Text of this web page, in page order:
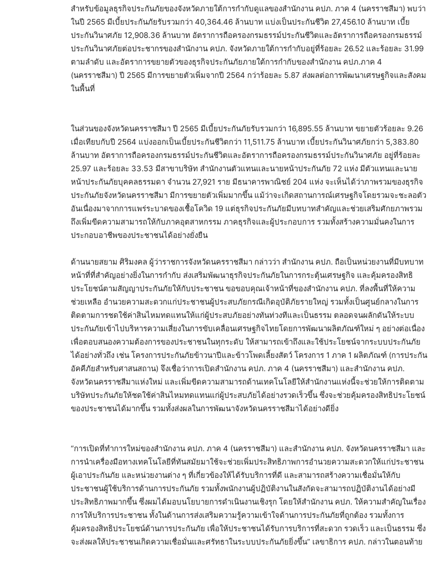
สำหรับข้อมูลธุรกิจประกันภัยของจังหวัดภายใต้การกำกับดูแลของสำนักงาน คปภ. ภาค 4 (นครราชสีมา) พบว่า
ในปี 2565 มีเบี้ยประกันภัยรับรวมกว่า 40,364.46 ล้านบาท แบ่งเป็นประกันชีวิต 27,456.10 ล้านบาท เบี้ย
ประกันวินาศภัย 12,908.36 ล้านบาท อัตราการถือครองกรมธรรม์ประกันชีวิตและอัตราการถือครองกรมธรรม์
ประกันวินาศภัยต่อประชากรของสำนักงาน คปภ. จังหวัดภายใต้การกำกับอยู่ที่ร้อยละ 26.52 และร้อยละ 31.99
ตามลำดับ และอัตราการขยายตัวของธุรกิจประกันภัยภายใต้การกำกับของสำนักงาน คปภ.ภาค 4
(นครราชสีมา) ปี 2565 มีการขยายตัวเพิ่มจากปี 2564 กว่าร้อยละ 5.87 ส่งผลต่อการพัฒนาเศรษฐกิจและสังคม
ในพื้นที่
ในส่วนของจังหวัดนครราชสีมา ปี 2565 มีเบี้ยประกันภัยรับรวมกว่า 16,895.55 ล้านบาท ขยายตัวร้อยละ 9.26
เมื่อเทียบกับปี 2564 แบ่งออกเป็นเบี้ยประกันชีวิตกว่า 11,511.75 ล้านบาท เบี้ยประกันวินาศภัยกว่า 5,383.80
ล้านบาท อัตราการถือครองกรมธรรม์ประกันชีวิตและอัตราการถือครองกรมธรรม์ประกันวินาศภัย อยู่ที่ร้อยละ
25.97 และร้อยละ 33.53 มีสาขาบริษัท สำนักงานตัวแทนและนายหน้าประกันภัย 72 แห่ง มีตัวแทนและนาย
หน้าประกันภัยบุคคลธรรมดา จำนวน 27,921 ราย มีธนาคารพาณิชย์ 204 แห่ง จะเห็นได้ว่าภาพรวมของธุรกิจ
ประกันภัยจังหวัดนครราชสีมา มีการขยายตัวเพิ่มมากขึ้น แม้ว่าจะเกิดสถานการณ์เศรษฐกิจโดยรวมจะชะลอตัว
อันเนื่องมาจากการแพร่ระบาดของเชื้อโควิด 19 แต่ธุรกิจประกันภัยมีบทบาทสำคัญและช่วยเสริมศักยภาพรวม
ถึงเพิ่มขีดความสามารถให้กับภาคอุตสาหกรรม ภาคธุรกิจและผู้ประกอบการ รวมทั้งสร้างความมั่นคงในการ
ประกอบอาชีพของประชาชนได้อย่างยั่งยืน
ด้านนายสยาม ศิริมงคล ผู้ว่าราชการจังหวัดนครราชสีมา กล่าวว่า สำนักงาน คปภ. ถือเป็นหน่วยงานที่มีบทบาท
หน้าที่ที่สำคัญอย่างยิ่งในการกำกับ ส่งเสริมพัฒนาธุรกิจประกันภัยในการกระตุ้นเศรษฐกิจ และคุ้มครองสิทธิ
ประโยชน์ตามสัญญาประกันภัยให้กับประชาชน ขอขอบคุณเจ้าหน้าที่ของสำนักงาน คปภ. ที่ลงพื้นที่ให้ความ
ช่วยเหลือ อำนวยความสะดวกแก่ประชาชนผู้ประสบภัยกรณีเกิดอุบัติภัยรายใหญ่ รวมทั้งเป็นศูนย์กลางในการ
ติดตามการชดใช้ค่าสินไหมทดแทนให้แก่ผู้ประสบภัยอย่างทันท่วงทีและเป็นธรรม ตลอดจนผลักดันให้ระบบ
ประกันภัยเข้าไปบริหารความเสี่ยงในการขับเคลื่อนเศรษฐกิจไทยโดยการพัฒนาผลิตภัณฑ์ใหม่ ๆ อย่างต่อเนื่อง
เพื่อตอบสนองความต้องการของประชาชนในทุกระดับ ให้สามารถเข้าถึงและใช้ประโยชน์จากระบบประกันภัย
ได้อย่างทั่วถึง เช่น โครงการประกันภัยข้าวนาปีและข้าวโพดเลี้ยงสัตว์ โครงการ 1 ภาค 1 ผลิตภัณฑ์ (การประกัน
อัคคีภัยสำหรับศาสนสถาน) จึงเชื่อว่าการเปิดสำนักงาน คปภ. ภาค 4 (นครราชสีมา) และสำนักงาน คปภ.
จังหวัดนครราชสีมาแห่งใหม่ และเพิ่มขีดความสามารถด้านเทคโนโลยีให้สำนักงานแห่งนี้จะช่วยให้การติดตาม
บริษัทประกันภัยให้ชดใช้ค่าสินไหมทดแทนแก่ผู้ประสบภัยได้อย่างรวดเร็วขึ้น ซึ่งจะช่วยคุ้มครองสิทธิประโยชน์
ของประชาชนได้มากขึ้น รวมทั้งส่งผลในการพัฒนาจังหวัดนครราชสีมาได้อย่างดียิ่ง
“การเปิดที่ทำการใหม่ของสำนักงาน คปภ. ภาค 4 (นครราชสีมา) และสำนักงาน คปภ. จังหวัดนครราชสีมา และ
การนำเครื่องมือทางเทคโนโลยีที่ทันสมัยมาใช้จะช่วยเพิ่มประสิทธิภาพการอำนวยความสะดวกให้แก่ประชาชน
ผู้เอาประกันภัย และหน่วยงานต่าง ๆ ที่เกี่ยวข้องให้ได้รับบริการที่ดี และสามารถสร้างความเชื่อมั่นให้กับ
ประชาชนผู้ใช้บริการด้านการประกันภัย รวมทั้งพนักงานผู้ปฏิบัติงานในสังกัดจะสามารถปฏิบัติงานได้อย่างมี
ประสิทธิภาพมากขึ้น ซึ่งผมได้มอบนโยบายการดำเนินงานเชิงรุก โดยให้สำนักงาน คปภ. ให้ความสำคัญในเรื่อง
การให้บริการประชาชน ทั้งในด้านการส่งเสริมความรู้ความเข้าใจด้านการประกันภัยที่ถูกต้อง รวมทั้งการ
คุ้มครองสิทธิประโยชน์ด้านการประกันภัย เพื่อให้ประชาชนได้รับการบริการที่สะดวก รวดเร็ว และเป็นธรรม ซึ่ง
จะส่งผลให้ประชาชนเกิดความเชื่อมั่นและศรัทธาในระบบประกันภัยยิ่งขึ้น” เลขาธิการ คปภ. กล่าวในตอนท้าย